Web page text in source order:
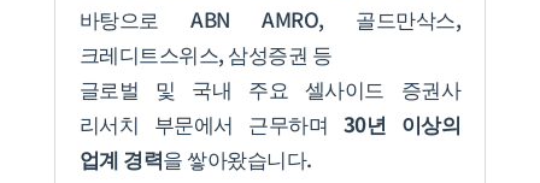
바탕으로 ABN AMRO, 골드만삭스,
크레디트스위스, 삼성증권 등
글로벌 및 국내 주요 셀사이드 증권사
리서치 부문에서 근무하며 30년 이상의
업계 경력을 쌓아왔습니다.